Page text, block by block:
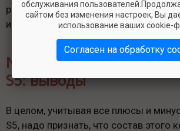
растительные ингредиенты как
источник небольшого количества
Nutram Sound Balanced
S5: выводы
В целом, учитывая все плюсы и
S5, надо признать, что состав этого
обслуживания
сайтом без изменения настроек, Вы
использование ваших cookie-
Согласен на обработку